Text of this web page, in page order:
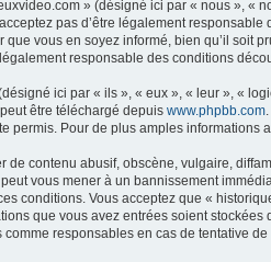
» (désigné ici par « nous », «
pas d’être légalement
que vous en soyez informé, bien qu’il soit
responsable des conditions
ici par « ils », « eux », « leur », «
être téléchargé depuis www.phpbb.com
permis. Pour de plus amples informations
de contenu abusif, obscène, vulgaire,
vous mener à un bannissement
conditions. Vous acceptez que «
que vous avez entrées soient
responsables en cas de tentative